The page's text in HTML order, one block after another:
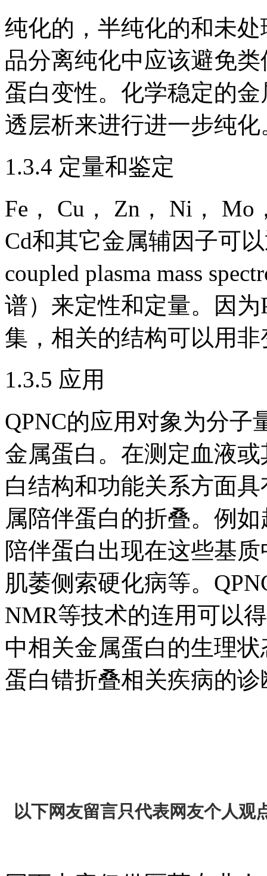
纯化的，半纯化的和未
品分离纯化中应该避免
蛋白变性。化学稳定的
透层析来进行进一步纯化
1.3.4 定量和鉴定
Fe， Cu， Zn， Ni， Mo
Cd和其它金属辅因子可
coupled plasma mass
谱）来定性和定量。因
集，相关的结构可以用
1.3.5 应用
QPNC的应用对象为分子
金属蛋白。在测定血液
白结构和功能关系方面
属陪伴蛋白的折叠。例
陪伴蛋白出现在这些基
肌萎侧索硬化病等。
NMR等技术的连用可以
中相关金属蛋白的生理
蛋白错折叠相关疾病的
以下网友留言只代表网友个人观